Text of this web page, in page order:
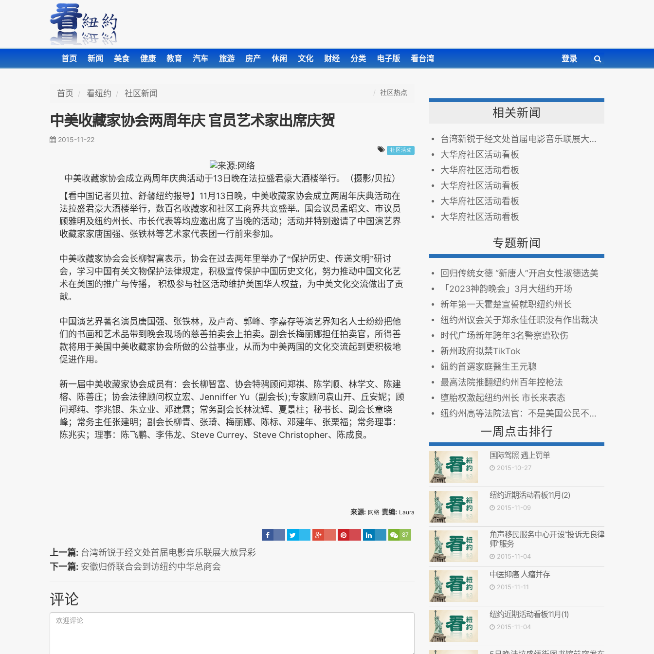
首页 新闻 美食 健康 教育 汽车 旅游 房产 休闲 文化 财经 分类 电子版 看台湾 登录
首页 看纽约 社区新闻 社区热点
中美收藏家协会两周年庆 官员艺术家出席庆贺
2015-11-22
社区活动
中美收藏家协会成立两周年庆典活动于13日晚在法拉盛君豪大酒楼举行。 （摄影/贝拉）
【看中国记者贝拉、舒馨纽约报导】 11月 13 日晚，中美收藏家协会成立两周年庆典活动在
法拉盛君豪大酒楼举行，数百名收藏家和社区工商界共襄盛举。国会议员孟昭文、市议员
顾雅明及纽约州长、市长代表等均应邀出席了当晚的活动；活动并特别邀请了中国演艺界
收藏家家唐国强、张铁林等艺术家代表团一行前来参加。
中美收藏家协会会长柳智富表示，协会在过去两年里举办了“保护历史、传递文明”研讨
会，学习中国有关文物保护法律规定，积极宣传保护中国历史文化，努力推动中国文化艺
术在美国的推广与传播，
积极参与社区活动维护美国华人权益，为中美文化交流做出了贡
献。
中国演艺界著名演员唐国强、张铁林，及卢奇、郭峰、李嘉存等演艺界知名人士纷纷把他
们的书画和艺术品带到晚会现场的慈善拍卖会上拍卖。副会长梅丽娜担任拍卖官，所得善
款将用于美国中美收藏家协会所做的公益事业，从而为中美两国的文化交流起到更积极地
促进作用。
新一届中美收藏家协会成员有：会长柳智富、协会特骋顾问郑祺、陈学顺、林学文、陈建
榕、陈善庄；协会法律顾问权立宏、 Jenniffer Yu （副会长);专家顾问袁山开、丘安妮；顾
问郑纯、李兆银、朱立业、邓建霖；常务副会长林沈辉、夏景柱；秘书长、副会长童晓
峰；常务主任张建明；副会长柳青、张琦、梅丽娜、陈标、邓建年、张栗福；常务理事：
陈兆实；理事：陈飞鹏、李伟龙、 Steve Currey、 Steve Christopher、陈成良。
来源: 网络 责编: Laura
87
上一篇: 台湾新锐于经文处首届电影音乐联展大放异彩
下一篇: 安徽归侨联合会到访纽约中华总商会
评论
相关新闻
台湾新锐于经文处首届电影音乐联展大放异彩
大华府社区活动看板
大华府社区活动看板
大华府社区活动看板
大华府社区活动看板
大华府社区活动看板
专题新闻
回归传统女德 “新唐人”开启女性淑德选美
「2023神韵晚会」3月大纽约开场
新年第一天霍楚宣誓就职纽约州长
纽约州议会关于郑永佳任职没有作出裁决
时代广场新年跨年3名警察遭砍伤
新州政府拟禁TikTok
紐約首選家庭醫生王元聰
最高法院推翻纽约州百年控枪法
堕胎权激起纽约州长 市长来表态
纽约州高等法院法官：不是美国公民不能投票
一周点击排行
国际驾照 遇上罚单
2015-10-27
纽约近期活动看板11月(2)
2015-11-09
角声移民服务中心开设“投诉无良律
师”服务
2015-11-04
中医抑癌 人瘤并存
2015-11-11
纽约近期活动看板11月(1)
2015-11-04